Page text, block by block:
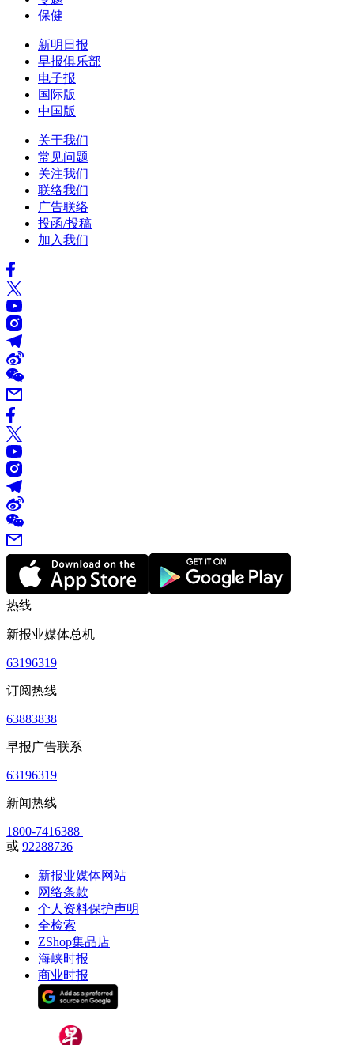
保健
新明日报
早报俱乐部
电子报
国际版
中国版
关于我们
常见问题
关注我们
联络我们
广告联络
投函/投稿
加入我们
热线
新报业媒体总机
63196319
订阅热线
63883838
早报广告联系
63196319
新闻热线
1800-7416388
或 92288736
新报业媒体网站
网络条款
个人资料保护声明
全检索
ZShop集品店
海峡时报
商业时报